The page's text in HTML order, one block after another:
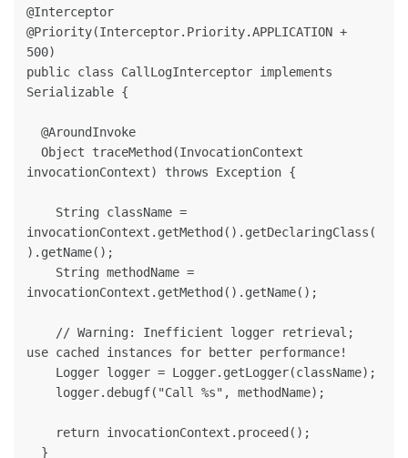
@Interceptor
@Priority(Interceptor.Priority.APPLICATION +
500)
public class CallLogInterceptor implements
Serializable {
invocationContext) throws Exception {
invocationContext.getMethod().getDeclaringClass(
).getName();
invocationContext.getMethod().getName();
use cached instances for better performance!